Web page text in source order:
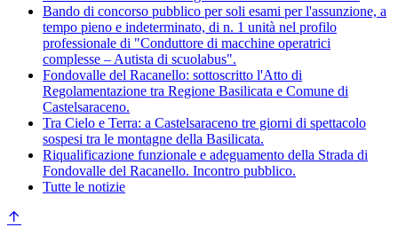
Bando di concorso pubblico per soli esami per l'assunzione, a
tempo pieno e indeterminato, di n. 1 unità nel profilo
professionale di "Conduttore di macchine operatrici
complesse – Autista di scuolabus".
Fondovalle del Racanello: sottoscritto l'Atto di
Regolamentazione tra Regione Basilicata e Comune di
Castelsaraceno.
Tra Cielo e Terra: a Castelsaraceno tre giorni di spettacolo
sospesi tra le montagne della Basilicata.
Riqualificazione funzionale e adeguamento della Strada di
Fondovalle del Racanello. Incontro pubblico.
Tutte le notizie